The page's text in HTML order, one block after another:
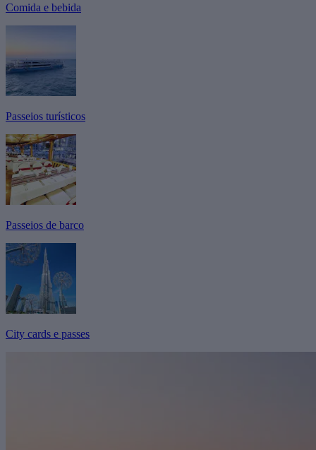
Comida e bebida
Passeios turísticos
Passeios de barco
City cards e passes